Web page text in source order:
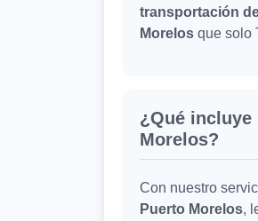
transportación
Morelos que solo
¿Qué incluye
Morelos?
Con nuestro
Puerto Morelos,